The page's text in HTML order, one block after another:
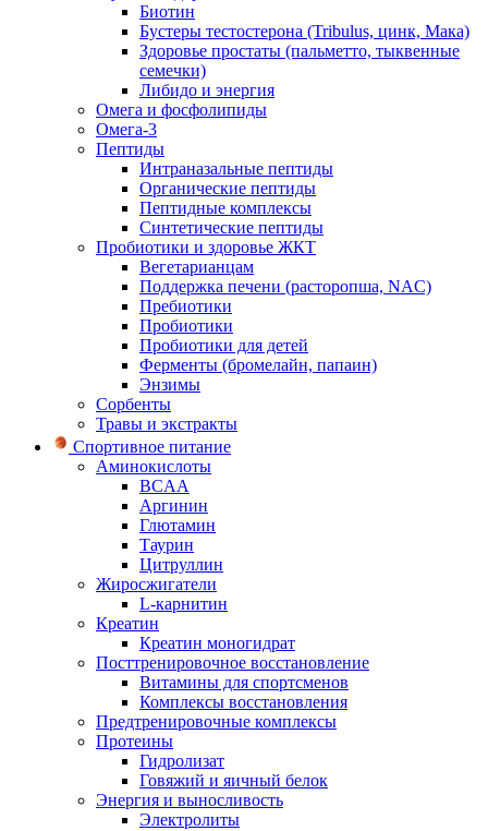
Биотин
Бустеры тестостерона (Tribulus, цинк, Мака)
Здоровье простаты (пальметто, тыквенные
семечки)
Либидо и энергия
Омега и фосфолипиды
Омега-3
Пептиды
Интраназальные пептиды
Органические пептиды
Пептидные комплексы
Синтетические пептиды
Пробиотики и здоровье ЖКТ
Вегетарианцам
Поддержка печени (расторопша, NAC)
Пребиотики
Пробиотики
Пробиотики для детей
Ферменты (бромелайн, папаин)
Энзимы
Сорбенты
Травы и экстракты
Спортивное питание
Аминокислоты
BCAA
Аргинин
Глютамин
Таурин
Цитруллин
Жиросжигатели
L-карнитин
Креатин
Креатин моногидрат
Посттренировочное восстановление
Витамины для спортсменов
Комплексы восстановления
Предтренировочные комплексы
Протеины
Гидролизат
Говяжий и яичный белок
Энергия и выносливость
Электролиты